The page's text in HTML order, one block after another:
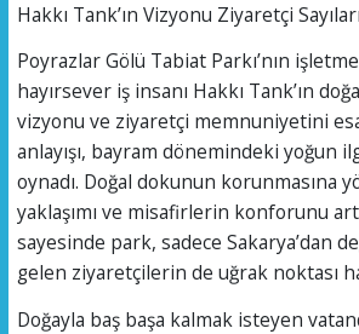
Hakkı Tank’ın Vizyonu Ziyaretçi
Poyrazlar Gölü Tabiat Parkı’nın
hayırsever iş insanı Hakkı Tank’ın
vizyonu ve ziyaretçi memnuniyetini
anlayışı, bayram dönemindeki yoğun
oynadı. Doğal dokunun korunmasına
yaklaşımı ve misafirlerin konforunu
sayesinde park, sadece Sakarya’dan
gelen ziyaretçilerin de uğrak noktası
Doğayla baş başa kalmak isteyen